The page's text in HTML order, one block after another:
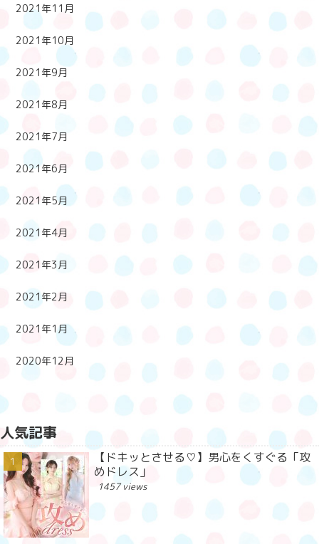
2021年11月
2021年10月
2021年9月
2021年8月
2021年7月
2021年6月
2021年5月
2021年4月
2021年3月
2021年2月
2021年1月
2020年12月
人気記事
【ドキッとさせる♡】男心をくすぐる「攻
めドレス」
1457 views